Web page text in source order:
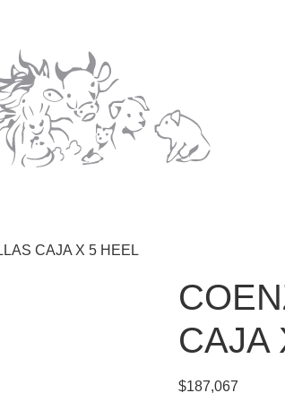
CAJA X 5 HEEL
CAJA
$187,067